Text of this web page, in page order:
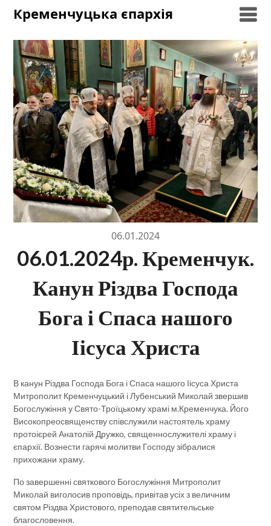
SkipКременчуцька єпархія
06.01.2024
06.01.2024р. Кременчук.
Канун Різдва Господа
Бога і Спаса нашого
Іісуса Христа
В канун Різдва Господа Бога і Спаса нашого Іісуса Христа
Митрополит Кременчуцький і Лубенський Миколай звершив
Богослужіння у Свято-Троїцькому храмі м.Кременчука. Його
Високопреосвященству співслужили настоятель храму
протоієрей Анатолій Дружко, священнослужителі храму і
єпархії. Вознести гарячі молитви Господу зібралися
прихожани храму.
По завершенні святкового Богослужіння Митрополит
Миколай виголосив проповідь, привітав усіх з величним
святом Різдва Христового, преподав святительське
благословення.